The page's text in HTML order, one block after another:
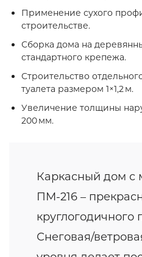
Применение сухого
строительстве.
Сборка дома на
стандартного крепежа.
Строительство
туалета размером 1×1,2 м.
Увеличение толщины
200 мм.
Каркасный дом с
ПМ-216 –
круглогодичного
Снеговая/